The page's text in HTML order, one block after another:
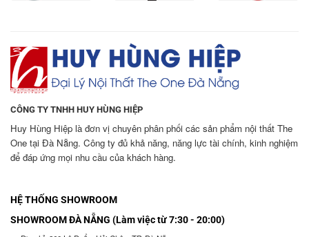
CÔNG TY TNHH HUY HÙNG HIỆP
Huy Hùng Hiệp là đơn vị chuyên phân phối các sản phẩm nội thất The
One tại Đà Nẵng. Công ty đủ khả năng, năng lực tài chính, kinh nghiệm
để đáp ứng mọi nhu cầu của khách hàng.
HỆ THỐNG SHOWROOM
SHOWROOM ĐÀ NẴNG (Làm việc từ 7:30 - 20:00)